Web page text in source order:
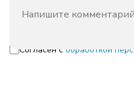
Согласен с обработкой